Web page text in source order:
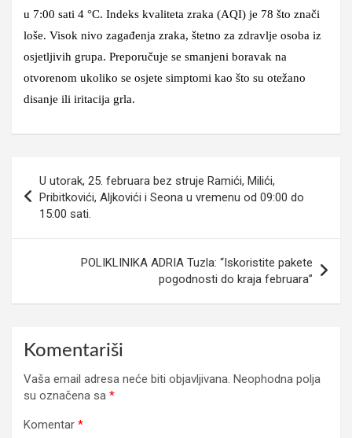
u 7:00 sati 4 °C. Indeks kvaliteta zraka (AQI) je 78 što znači
loše. Visok nivo zagađenja zraka, štetno za zdravlje osoba iz
osjetljivih grupa. Preporučuje se smanjeni boravak na
otvorenom ukoliko se osjete simptomi kao što su otežano
disanje ili iritacija grla.
članaka
U utorak, 25. februara bez struje Ramići, Milići,
Pribitkovići, Aljkovići i Seona u vremenu od 09:00 do
15:00 sati.
POLIKLINIKA ADRIA Tuzla: “Iskoristite pakete
pogodnosti do kraja februara”
Komentariši
Vaša email adresa neće biti objavljivana. Neophodna polja
su označena sa *
Komentar *